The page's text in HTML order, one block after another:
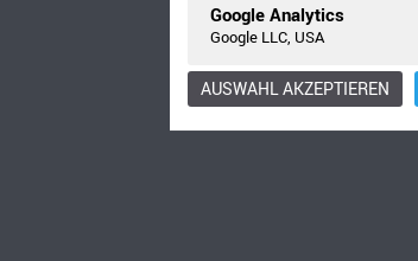
Google Analytics
Google LLC, USA
AUSWAHL AKZEPTIEREN